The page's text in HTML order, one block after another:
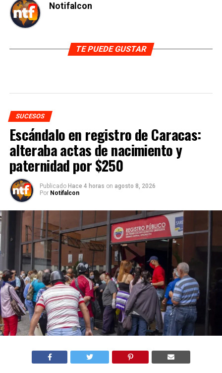
Notifalcon
TE PUEDE GUSTAR
SUCESOS
Escándalo en registro de Caracas:
alteraba actas de nacimiento y
paternidad por $250
Publicado Hace 4 horas on agosto 8, 2026
Por Notifalcon